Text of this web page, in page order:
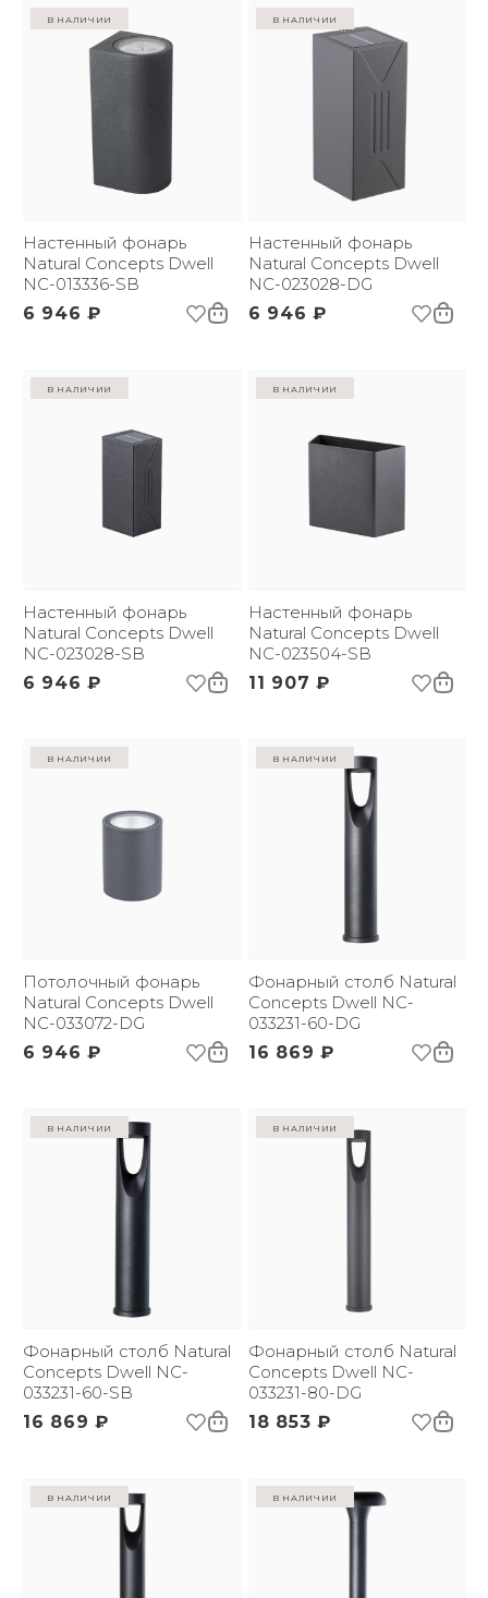
в наличии
Настенный фонарь
Natural Concepts Dwell
NC-013336-SB
6 946 ₽
в наличии
Настенный фонарь
Natural Concepts Dwell
NC-023028-DG
6 946 ₽
в наличии
Настенный фонарь
Natural Concepts Dwell
NC-023028-SB
6 946 ₽
в наличии
Настенный фонарь
Natural Concepts Dwell
NC-023504-SB
11 907 ₽
в наличии
Потолочный фонарь
Natural Concepts Dwell
NC-033072-DG
6 946 ₽
в наличии
Фонарный столб Natural
Concepts Dwell NC-
033231-60-DG
16 869 ₽
в наличии
Фонарный столб Natural
Concepts Dwell NC-
033231-60-SB
16 869 ₽
в наличии
Фонарный столб Natural
Concepts Dwell NC-
033231-80-DG
18 853 ₽
в наличии в наличии